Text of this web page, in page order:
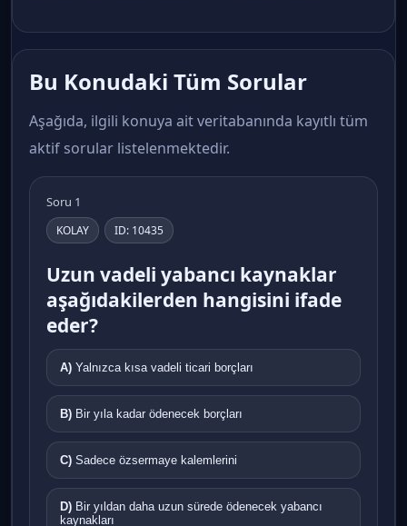
Bu Konudaki Tüm Sorular
Aşağıda, ilgili konuya ait veritabanında kayıtlı tüm
aktif sorular listelenmektedir.
Soru 1
KOLAY ID: 10435
Uzun vadeli yabancı kaynaklar
aşağıdakilerden hangisini ifade
eder?
A) Yalnızca kısa vadeli ticari borçları
B) Bir yıla kadar ödenecek borçları
C) Sadece özsermaye kalemlerini
D)
kaynakları